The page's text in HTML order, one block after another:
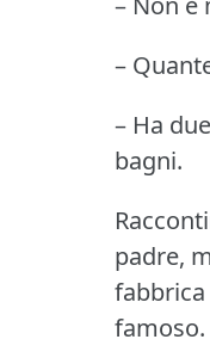
–
– Ha
bagni.
padre,
famoso.